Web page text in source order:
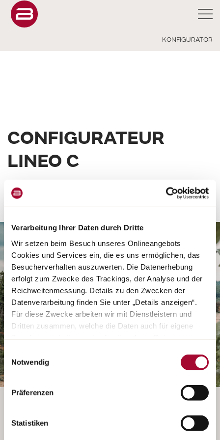
Verarbeitung Ihrer Daten durch Dritte
Wir setzen beim Besuch unseres Onlineangebots
Cookies und Services ein, die es uns ermöglichen, das
Besucherverhalten auszuwerten. Die Datenerhebung
erfolgt zum Zwecke des Trackings, der Analyse und der
Reichweitenmessung. Details zu den Zwecken der
Datenverarbeitung finden Sie unter „Details anzeigen“.
Für diese Zwecke arbeiten wir mit Dienstleistern und
Dritten zusammen, welche die Daten auch für eigene
„Cookies und Services zulassen“ oder durch Auswählen
einzelner Cookies und Services in der Detailansicht
geben Sie Ihre Einwilligung zur Verarbeitung Ihrer Daten
zu den jeweiligen Zwecken. Sie ist freiwillig, für die
widerruflich für die Zukunft durch Anklicken der
Weitere
Einwilligungsauswahl
Notwendig
Präferenzen
Statistiken
KONFIGURATOR
CONFIGURATEUR
LINEO C